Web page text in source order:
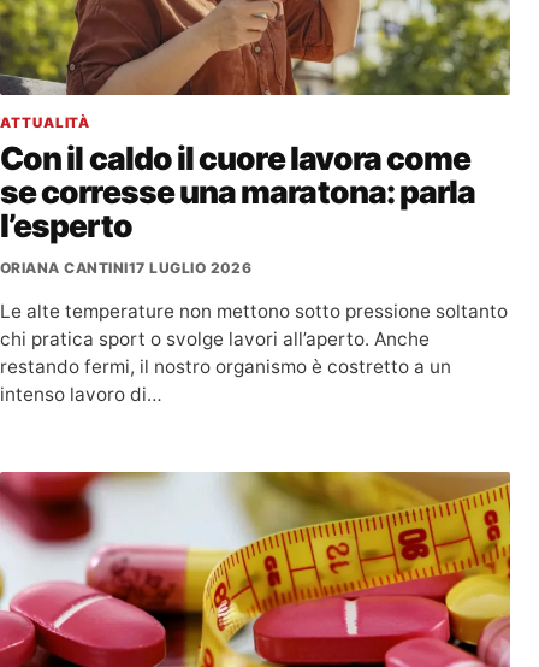
ATTUALITÀ
Con il caldo il cuore lavora come
se corresse una maratona: parla
l’esperto
ORIANA CANTINI17 LUGLIO 2026
Le alte temperature non mettono sotto pressione soltanto
chi pratica sport o svolge lavori all’aperto. Anche
restando fermi, il nostro organismo è costretto a un
intenso lavoro di…